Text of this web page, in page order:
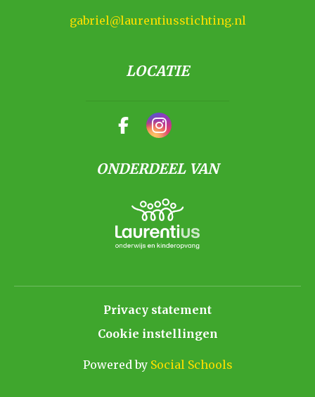
gabriel@laurentiusstichting.nl
LOCATIE
ONDERDEEL VAN
Privacy statement
Cookie instellingen
Powered by Social Schools